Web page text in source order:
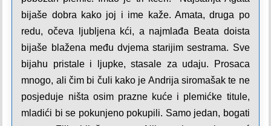
bijaše dobra kako joj i ime kaže. Amata, druga po
redu, očeva ljubljena kći, a najmlađa Beata doista
bijaše blažena među dvjema starijim sestrama. Sve
bijahu pristale i ljupke, stasale za udaju. Prosaca
mnogo, ali čim bi čuli kako je Andrija siromašak te ne
posjeduje ništa osim prazne kuće i plemićke titule,
mladići bi se pokunjeno pokupili. Samo jedan, bogati